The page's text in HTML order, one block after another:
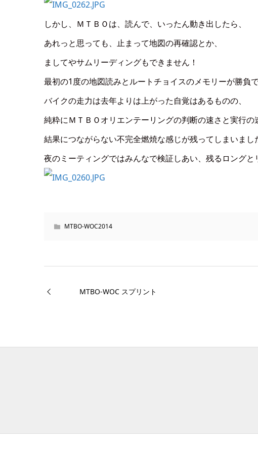
しかし、ＭＴＢＯは、読んで、いったん動き出したら、
あれっと思っても、止まって地図の再確認とか、
ましてやサムリーディングもできません！
最初の1度の地図読みとルートチョイスのメモリーが勝負で
バイクの走力は去年よりは上がった自覚はあるものの、
純粋にＭＴＢＯオリエンテーリングの判断の速さと実行の
結果につながらない不完全燃焼な感じが残ってしまいまし
夜のミーティングではみんなで検証しあい、残るロングと
MTBO-WOC2014
MTBO-WOC スプリント